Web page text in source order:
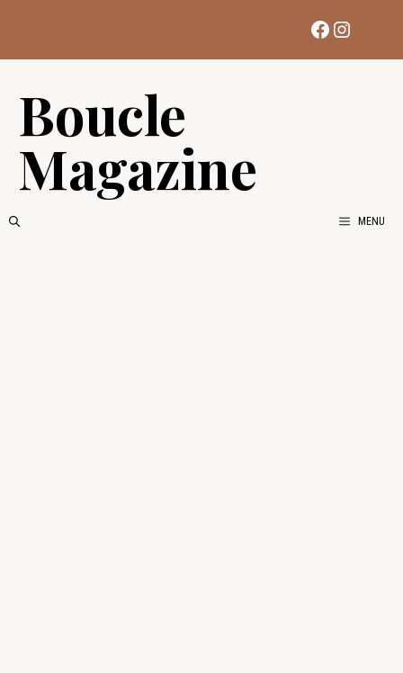
contenu
Facebook
Boucle
Magazine
MENU